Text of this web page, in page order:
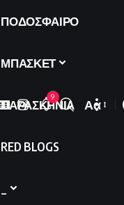
ΠΟΔΟΣΦΑΙΡΟ
ΜΠΑΣΚΕΤ
ΠΑΡΑΣΚΗΝΙΑ
RED BLOGS
9
Font
Αα